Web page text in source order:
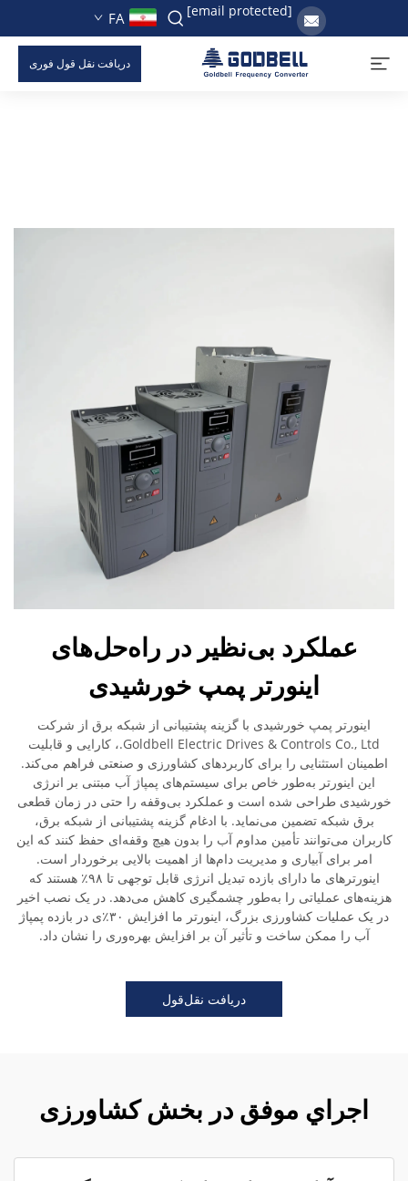
[email protected]
FA
دریافت نقل قول فوری
عملکرد بی‌نظیر در راه‌حل‌های
اینورتر پمپ خورشیدی
اینورتر پمپ خورشیدی با گزینه پشتیبانی از شبکه برق از شرکت
Goldbell Electric Drives & Controls Co., Ltd.، کارایی و قابلیت
اطمینان استثنایی را برای کاربردهای کشاورزی و صنعتی فراهم می‌کند.
این اینورتر به‌طور خاص برای سیستم‌های پمپاژ آب مبتنی بر انرژی
خورشیدی طراحی شده است و عملکرد بی‌وقفه را حتی در زمان قطعی
برق شبکه تضمین می‌نماید. با ادغام گزینه پشتیبانی از شبکه برق،
کاربران می‌توانند تأمین مداوم آب را بدون هیچ وقفه‌ای حفظ کنند که این
امر برای آبیاری و مدیریت دام‌ها از اهمیت بالایی برخوردار است.
اینورترهای ما دارای بازده تبدیل انرژی قابل توجهی تا ۹۸٪ هستند که
هزینه‌های عملیاتی را به‌طور چشمگیری کاهش می‌دهد. در یک نصب اخیر
در یک عملیات کشاورزی بزرگ، اینورتر ما افزایش ۳۰٪ی در بازده پمپاژ
آب را ممکن ساخت و تأثیر آن بر افزایش بهره‌وری را نشان داد.
دریافت نقل‌قول
اجراي موفق در بخش کشاورزی